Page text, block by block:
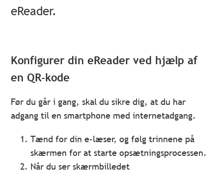
eReader.
Konfigurer din eReader ved hjælp af
en QR-kode
Før du går i gang, skal du sikre dig, at du har
adgang til en smartphone med internetadgang.
Tænd for din e-læser, og følg trinnene på
skærmen for at starte opsætningsprocessen.
Når du ser skærmbilledet